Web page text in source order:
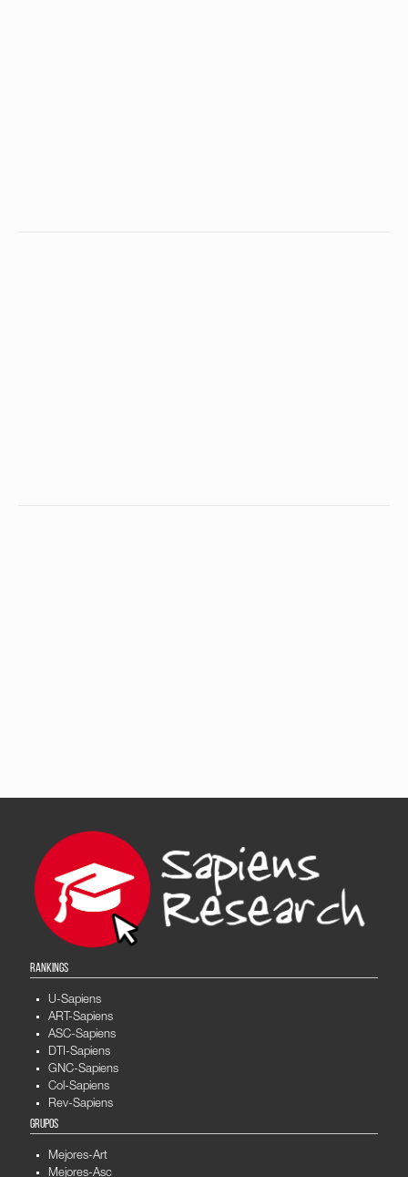
RANKINGS
U-Sapiens
ART-Sapiens
ASC-Sapiens
DTI-Sapiens
GNC-Sapiens
Col-Sapiens
Rev-Sapiens
GRUPOS
Mejores-Art
Mejores-Asc